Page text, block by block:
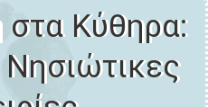
Κύθηρα: